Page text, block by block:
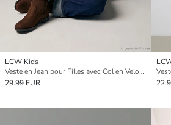
LCW Kids
Veste en Jean pour Filles avec Col en Velours Côtelé
29.99 EUR